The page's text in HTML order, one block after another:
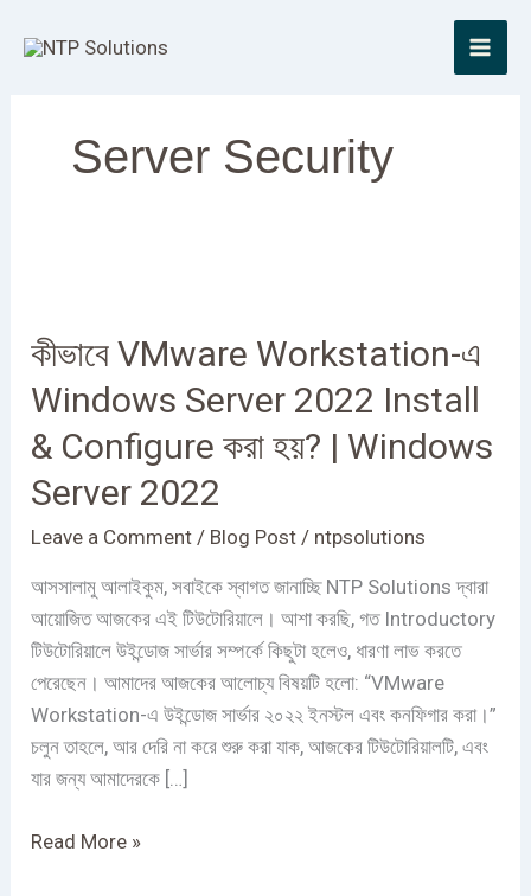
Server Security
কীভাবে VMware Workstation-এ
Windows Server 2022 Install
& Configure করা হয়? | Windows
Server 2022
Leave a Comment / Blog Post / ntpsolutions
আসসালামু আলাইকুম, সবাইকে স্বাগত জানাচ্ছি NTP Solutions দ্বারা
আয়োজিত আজকের এই টিউটোরিয়ালে। আশা করছি, গত Introductory
টিউটোরিয়ালে উইন্ডোজ সার্ভার সম্পর্কে কিছুটা হলেও, ধারণা লাভ করতে
পেরেছেন। আমাদের আজকের আলোচ্য বিষয়টি হলো: “VMware
Workstation-এ উইন্ডোজ সার্ভার ২০২২ ইনস্টল এবং কনফিগার করা।”
চলুন তাহলে, আর দেরি না করে শুরু করা যাক, আজকের টিউটোরিয়ালটি, এবং
যার জন্য আমাদেরকে […]
Workstation-
Windows
Server
2022
Install
&
Windows
2022
Read More »